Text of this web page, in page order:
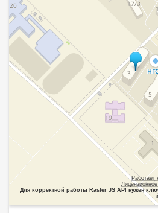
Работает
Для корректной работы Raster JS API нужен